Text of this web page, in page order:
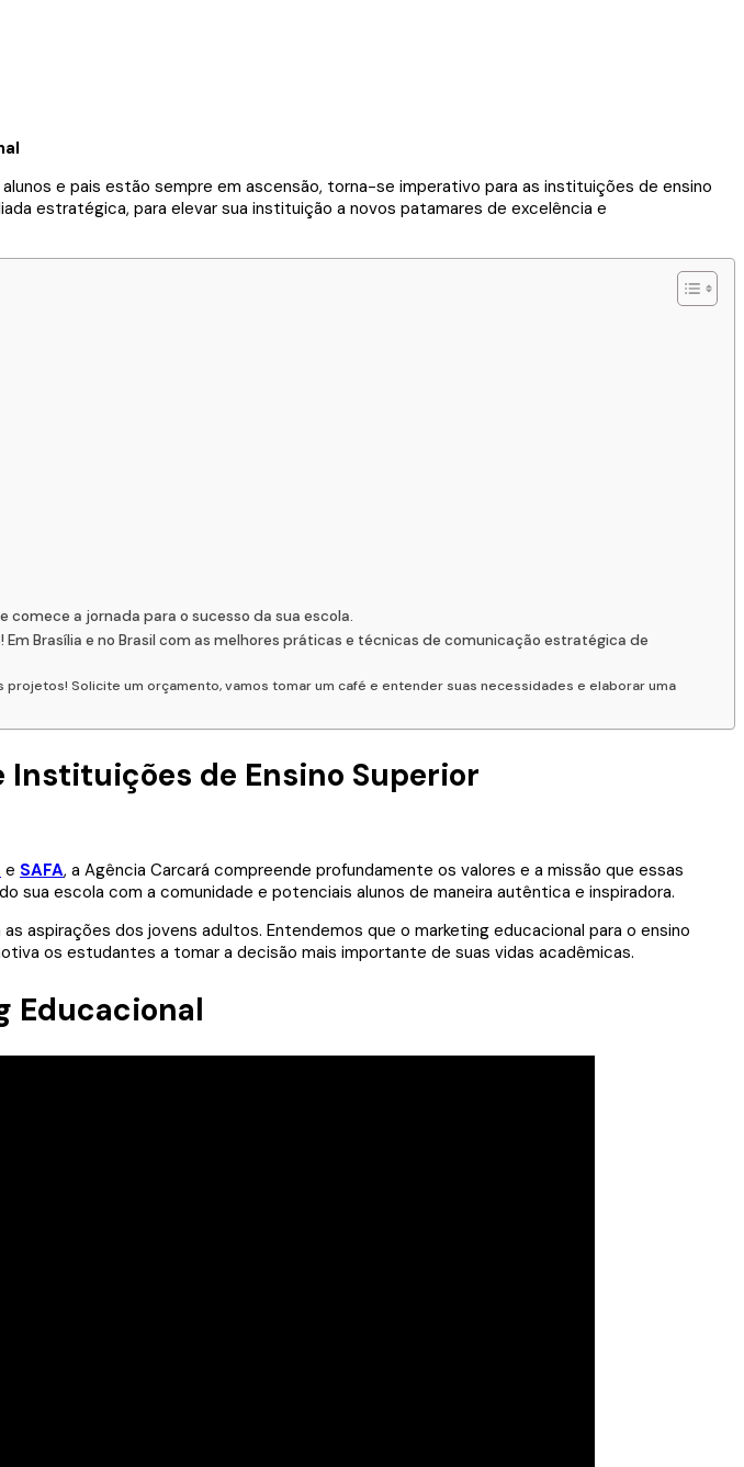
e pais estão sempre em ascensão, torna-se imperativo para as instituições de ensino
estratégica, para elevar sua instituição a novos patamares de excelência e
comece a jornada para o sucesso da sua escola.
Brasília e no Brasil com as melhores práticas e técnicas de comunicação estratégica de
Solicite um orçamento, vamos tomar um café e entender suas necessidades e elaborar uma
Instituições de Ensino Superior
e SAFA, a Agência Carcará compreende profundamente os valores e a missão que essas
escola com a comunidade e potenciais alunos de maneira autêntica e inspiradora.
aspirações dos jovens adultos. Entendemos que o marketing educacional para o ensino
os estudantes a tomar a decisão mais importante de suas vidas acadêmicas.
Educacional